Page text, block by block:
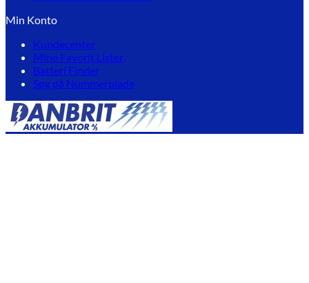
Min Konto
Kundecenter
Mine Favorit Lister
Batteri Finder
Søg på Nummerplade